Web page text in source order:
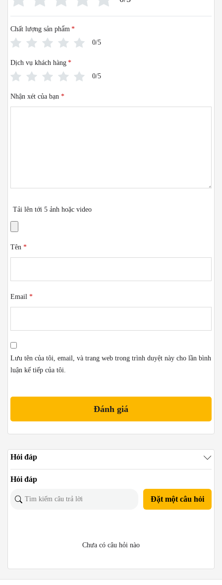
Chất lượng sản phẩm *
0/5
Dịch vụ khách hàng *
0/5
Nhận xét của bạn *
Tải lên tới 5 ảnh hoặc video
Tên *
Email *
Lưu tên của tôi, email, và trang web trong trình duyệt này cho lần bình
luận kế tiếp của tôi.
Hỏi đáp
Hỏi đáp
Đặt một câu hỏi
Chưa có câu hỏi nào